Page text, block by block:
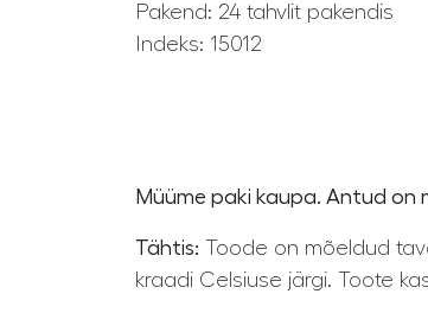
Pakend: 24 tahvlit pakendis
Indeks: 15012
Müüme paki kaupa. Antud on
Tähtis: Toode on mõeldud
kraadi Celsiuse järgi. Toote